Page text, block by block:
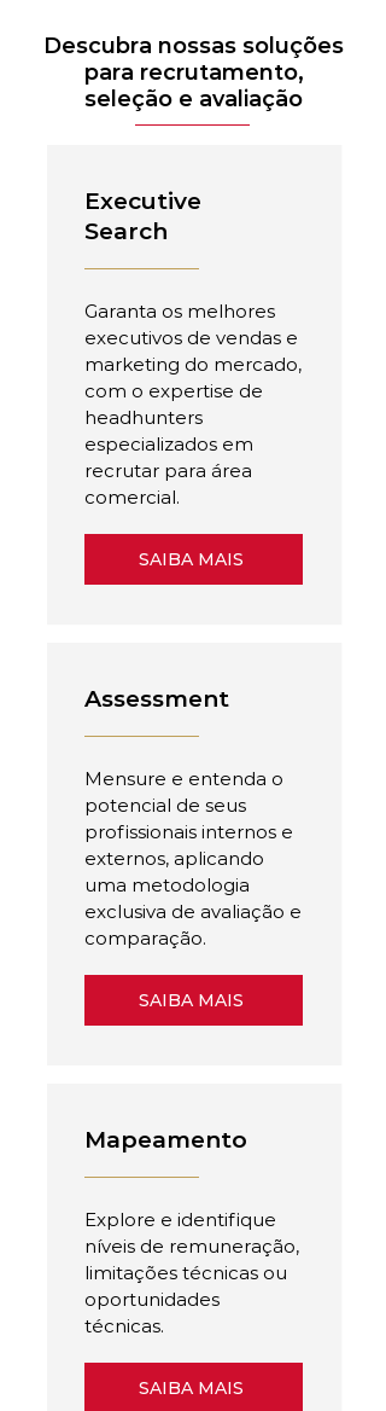
Descubra nossas soluções
para recrutamento,
seleção e avaliação
Executive
Search
Garanta os melhores
executivos de vendas e
marketing do mercado,
com o expertise de
headhunters
especializados em
recrutar para área
comercial.
SAIBA MAIS
Assessment
Mensure e entenda o
potencial de seus
profissionais internos e
externos, aplicando
uma metodologia
exclusiva de avaliação e
comparação.
SAIBA MAIS
Mapeamento
Explore e identifique
níveis de remuneração,
limitações técnicas ou
oportunidades
técnicas.
SAIBA MAIS